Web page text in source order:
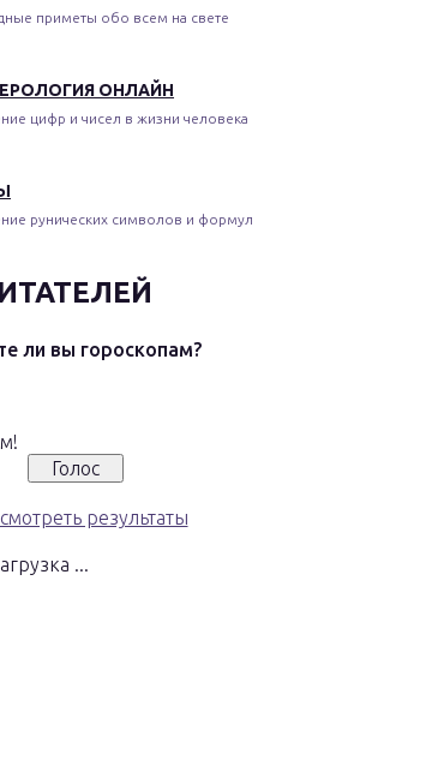
приметы обо всем на свете
ОНЛАЙН
цифр и чисел в жизни человека
рунических символов и формул
ли вы гороскопам?
результаты
...